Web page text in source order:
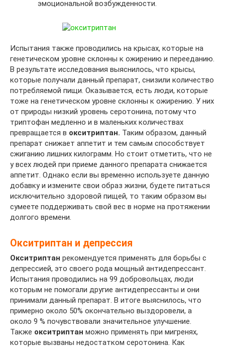
эмоциональной возбужденности.
Испытания также проводились на крысах, которые на
генетическом уровне склонны к ожирению и перееданию.
В результате исследования выяснилось, что крысы,
которые получали данный препарат, снизили количество
потребляемой пищи. Оказывается, есть люди, которые
тоже на генетическом уровне склонны к ожирению. У них
от природы низкий уровень серотонина, потому что
триптофан медленно и в маленьких количествах
превращается в окситриптан. Таким образом, данный
препарат снижает аппетит и тем самым способствует
сжиганию лишних килограмм. Но стоит отметить, что не
у всех людей при приеме данного препарата снижается
аппетит. Однако если вы временно используете данную
добавку и измените свои образ жизни, будете питаться
исключительно здоровой пищей, то таким образом вы
сумеете поддерживать свой вес в норме на протяжении
долгого времени.
Окситриптан и депрессия
Окситриптан рекомендуется применять для борьбы с
депрессией, это своего рода мощный антидепрессант.
Испытания проводились на 99 добровольцах, люди
которым не помогали другие антидепрессанты и они
принимали данный препарат. В итоге выяснилось, что
примерно около 50% окончательно выздоровели, а
около 9 % почувствовали значительное улучшение.
Также окситриптан можно применять при мигренях,
которые вызваны недостатком серотонина. Как